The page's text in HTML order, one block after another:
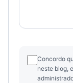
Concordo
neste blog,